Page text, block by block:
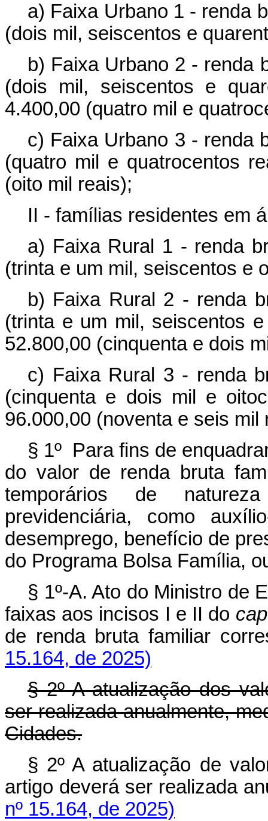
a) Faixa Urbano 1 - renda
(dois mil, seiscentos e
b) Faixa Urbano 2 - renda
(dois mil, seiscentos e
4.400,00 (quatro mil e
c) Faixa Urbano 3 - renda
(quatro mil e quatrocentos
(oito mil reais);
II - famílias residentes em
a) Faixa Rural 1 - renda
(trinta e um mil, seiscentos e
b) Faixa Rural 2 - renda
(trinta e um mil, seiscentos
52.800,00 (cinquenta e dois
c) Faixa Rural 3 - renda
(cinquenta e dois mil e
96.000,00 (noventa e seis mil
§ 1º Para fins de
do valor de renda bruta
temporários de
previdenciária, como
desemprego, benefício de
do Programa Bolsa Família,
§ 1º-A. Ato do Ministro de
faixas aos incisos I e II do
de renda bruta familiar
15.164, de 2025)
§ 2º A atualização dos
ser realizada anualmente,
Cidades.
§ 2º A atualização de
artigo deverá ser realizada
nº 15.164, de 2025)